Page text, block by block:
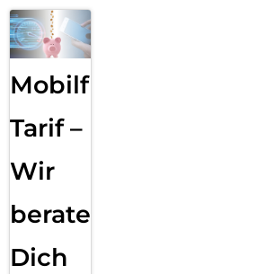
Mobilfunk
Tarif –
Wir
beraten
Dich